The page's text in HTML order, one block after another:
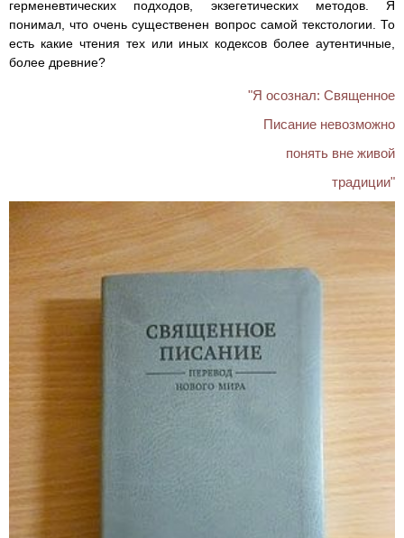
герменевтических подходов, экзегетических методов. Я
понимал, что очень существенен вопрос самой текстологии. То
есть какие чтения тех или иных кодексов более аутентичные,
более древние?
"Я осознал: Священное
Писание невозможно
понять вне живой
традиции"